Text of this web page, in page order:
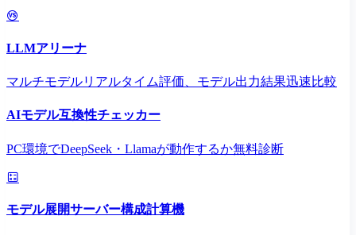
LLMアリーナ
マルチモデルリアルタイム評価、モデル出力結果迅速比較
AIモデル互換性チェッカー
PC環境でDeepSeek・Llamaが動作するか無料診断
モデル展開サーバー構成計算機